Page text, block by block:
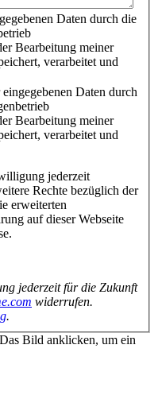
Daten durch die
Bearbeitung meiner
verarbeitet und
Bearbeitung meiner
verarbeitet und
jederzeit
Rechte bezüglich der
erweiterten
auf dieser Webseite
jederzeit für die Zukunft
widerrufen.
.
Bild anklicken, um ein